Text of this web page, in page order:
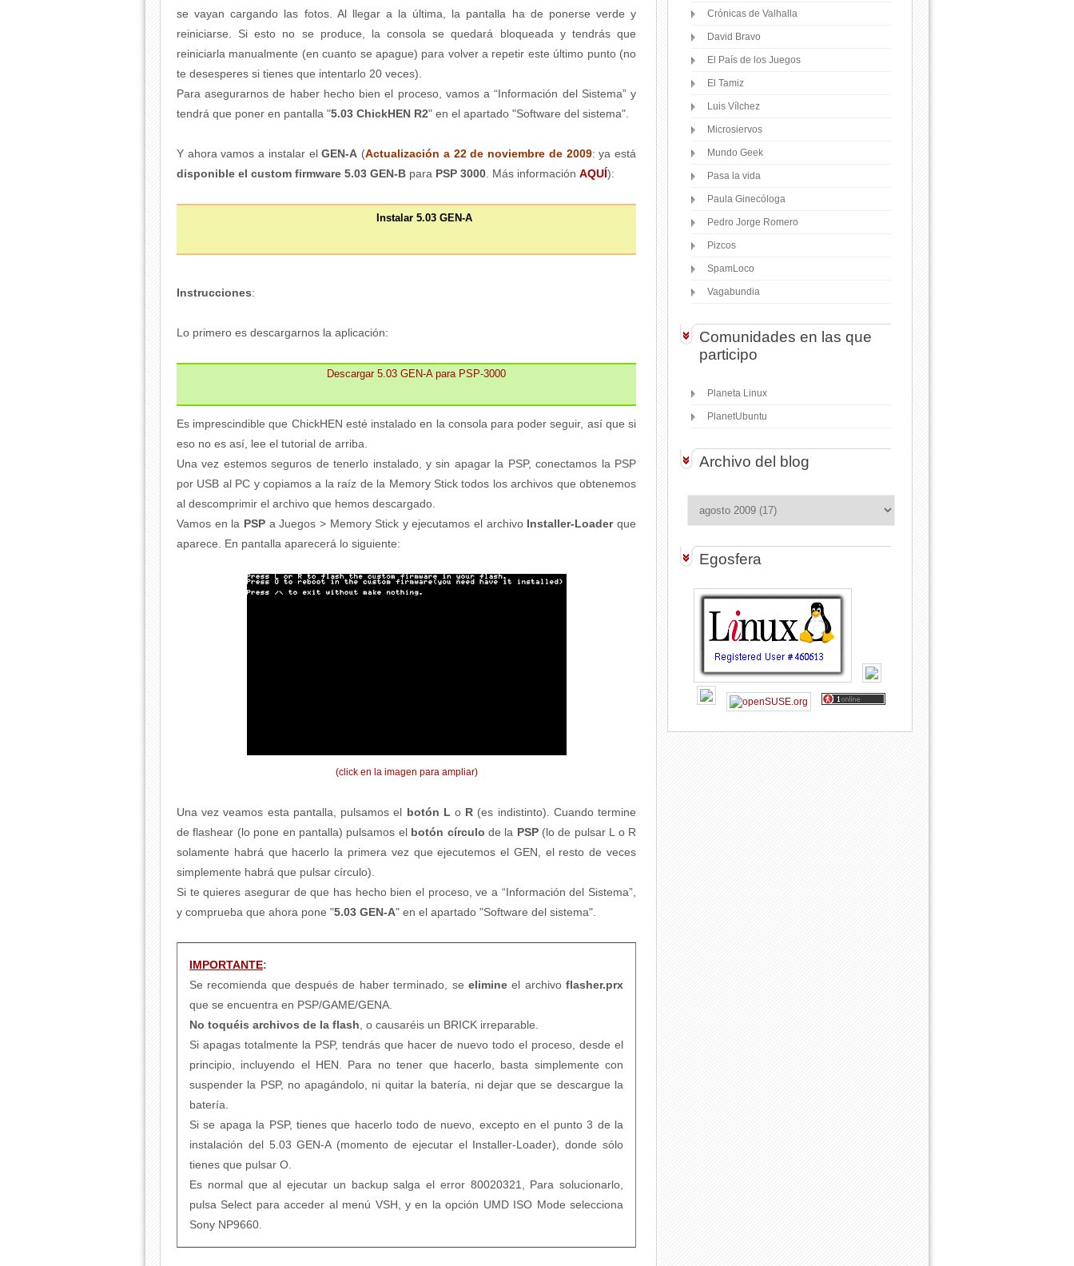
se vayan cargando las fotos. Al llegar a la última, la pantalla ha de ponerse verde y
reiniciarse. Si esto no se produce, la consola se quedará bloqueada y tendrás que
reiniciarla manualmente (en cuanto se apague) para volver a repetir este último punto (no
te desesperes si tienes que intentarlo 20 veces).
Para asegurarnos de haber hecho bien el proceso, vamos a “Información del Sistema” y
tendrá que poner en pantalla "5.03 ChickHEN R2" en el apartado "Software del sistema".
Y ahora vamos a instalar elGEN-A (Actualización a 22 de noviembre de 2009: ya está
disponible el custom firmware 5.03 GEN-B para PSP 3000 . Más información AQUÍ):
Instalar 5.03 GEN-A
Instrucciones:
Lo primero es descargarnos la aplicación:
Descargar 5.03 GEN-A para PSP-3000
Es imprescindible que ChickHEN esté instalado en la consola para poder seguir, así que si
eso no es así, lee el tutorial de arriba.
Una vez estemos seguros de tenerlo instalado, y sin apagar la PSP, conectamos la PSP
por USB al PC y copiamos a la raíz de la Memory Stick todos los archivos que obtenemos
al descomprimir el archivo que hemos descargado.
Vamos en la PSP a Juegos > Memory Stick y ejecutamos el archivo Installer-Loaderque
aparece. En pantalla aparecerá lo siguiente:
(click en la imagen para ampliar)
Una vez veamos esta pantalla, pulsamos el botón L o R (es indistinto). Cuando termine
de flashear (lo pone en pantalla) pulsamos el botón círculo de la PSP (lo de pulsar L o R
solamente habrá que hacerlo la primera vez que ejecutemos el GEN, el resto de veces
simplemente habrá que pulsar círculo).
Si te quieres asegurar de que has hecho bien el proceso, ve a “Información del Sistema”,
y comprueba que ahora pone "5.03 GEN-A" en el apartado "Software del sistema".
IMPORTANTE:
Se recomienda que después de haber terminado, se elimineel archivoflasher.prx
que se encuentra en PSP/GAME/GENA.
No toquéis archivos de la flash , o causaréis un BRICK irreparable.
Si apagas totalmente la PSP, tendrás que hacer de nuevo todo el proceso, desde el
principio, incluyendo el HEN. Para no tener que hacerlo, basta simplemente con
suspender la PSP, no apagándolo, ni quitar la batería, ni dejar que se descargue la
batería.
Si se apaga la PSP, tienes que hacerlo todo de nuevo, excepto en el punto 3 de la
instalación del 5.03 GEN-A (momento de ejecutar el Installer-Loader), donde sólo
tienes que pulsar O.
Es normal que al ejecutar un backup salga el error 80020321, Para solucionarlo,
pulsa Select para acceder al menú VSH, y en la opción UMD ISO Mode selecciona
Sony NP9660.
Crónicas de Valhalla
David Bravo
El País de los Juegos
El Tamiz
Luis Vílchez
Microsiervos
Mundo Geek
Pasa la vida
Paula Ginecóloga
Pedro Jorge Romero
Pizcos
SpamLoco
Vagabundia
Comunidades en las que
participo
Planeta Linux
PlanetUbuntu
Archivo del blog
Egosfera